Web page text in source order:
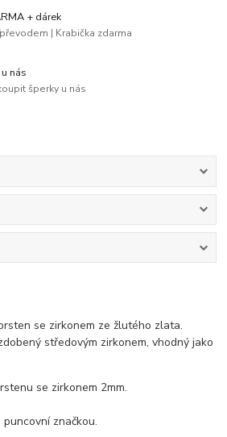
+ dárek
| Krabička zdarma
nás
šperky u nás
se zirkonem ze žlutého zlata.
středovým zirkonem, vhodný jako
se zirkonem 2mm.
značkou.